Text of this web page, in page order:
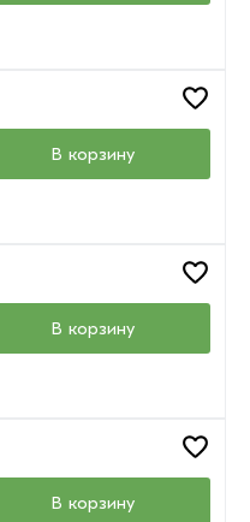
В корзину
В корзину
В корзину